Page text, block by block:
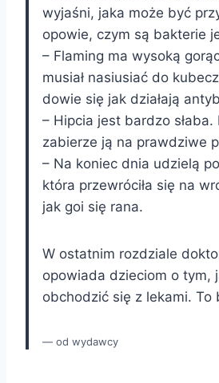
wyjaśni, jaka może być
opowie, czym są bakterie
– Flaming ma wysoką
musiał nasiusiać do
dowie się jak działają
– Hipcia jest bardzo słaba.
zabierze ją na prawdziwe
– Na koniec dnia udzielą
która przewróciła się na
jak goi się rana.
W ostatnim rozdziale
opowiada dzieciom o tym,
obchodzić się z lekami. To
od wydawcy